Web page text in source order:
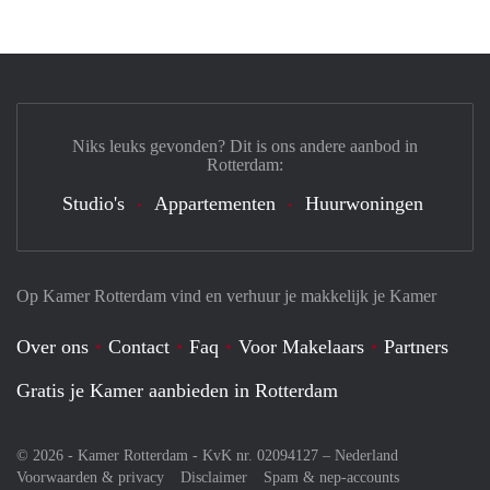
Op Kamer Rotterdam vind en verhuur je makkelijk je Kamer
Over ons Contact Faq Voor Makelaars
Partners
Gratis je Kamer aanbieden in Rotterdam
© 2026 - Kamer Rotterdam - KvK nr. 02094127 – Nederland
Voorwaarden & privacy
Disclaimer Spam & nep-accounts
Niks leuks gevonden? Dit is ons andere aanbod in
Rotterdam:
Studio's Appartementen Huurwoningen